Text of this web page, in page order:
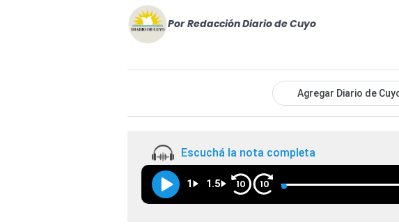
Por Redacción Diario de Cuyo
Agregar Diario de
Escuchá la nota completa
1 1.5 10 10